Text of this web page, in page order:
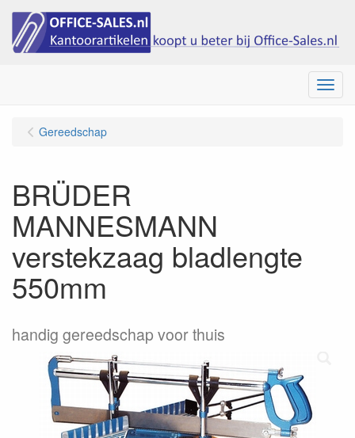
Menu
Gereedschap
BRÜDER
MANNESMANN
verstekzaag bladlengte
550mm
handig gereedschap voor thuis